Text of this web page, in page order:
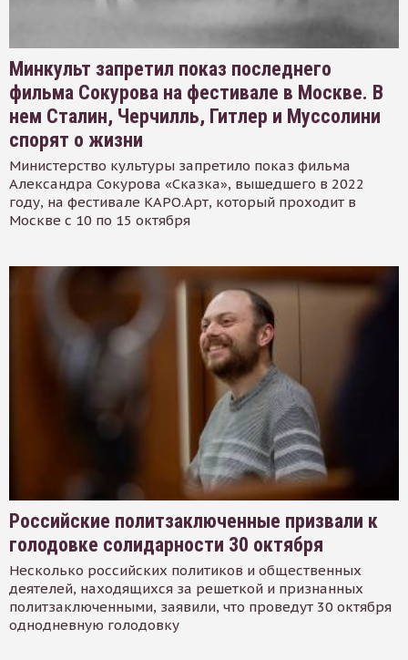
Минкульт запретил показ последнего
фильма Сокурова на фестивале в Москве. В
нем Сталин, Черчилль, Гитлер и Муссолини
спорят о жизни
Министерство культуры запретило показ фильма
Александра Сокурова «Сказка», вышедшего в 2022
году, на фестивале КАРО.Арт, который проходит в
Москве с 10 по 15 октября
Российские политзаключенные призвали к
голодовке солидарности 30 октября
Несколько российских политиков и общественных
деятелей, находящихся за решеткой и признанных
политзаключенными, заявили, что проведут 30 октября
однодневную голодовку